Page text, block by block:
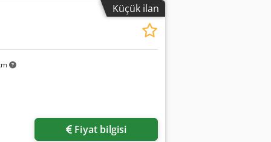
sahiptir. Makine, 1200 x 540
donatılmıştır. Yüksek kaliteli işleme
merkezini değerlendirin. Daha
• Mil-masa mesafesi (min/maks): 150
/ 35 m/dk • İş mili motor gücü (S1
durumdaki makine Ek donanım
mandren ile 4. eksen hazırlığı •
probu • Yağ buharı toplayıcı
5 bar • Soğutma yağı ayırıcı
Küçük ilan
Fiyat bilgisi